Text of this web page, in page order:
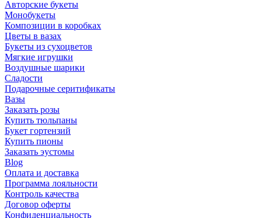
Авторские букеты
Монобукеты
Композиции в коробках
Цветы в вазах
Букеты из сухоцветов
Мягкие игрушки
Воздушные шарики
Сладости
Подарочные серитификаты
Вазы
Заказать розы
Купить тюльпаны
Букет гортензий
Купить пионы
Заказать эустомы
Blog
Оплата и доставка
Программа лояльности
Контроль качества
Договор оферты
Конфиденциальность